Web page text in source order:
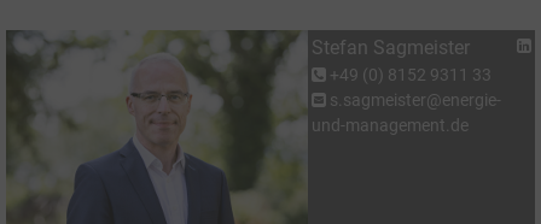
Stefan Sagmeister
+49 (0) 8152 9311 33
s.sagmeister@energie-
und-management.de